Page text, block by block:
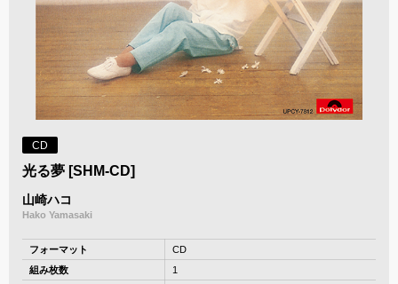
CD
光る夢 [SHM-CD]
山崎ハコ
Hako Yamasaki
フォーマット
CD
組み枚数
1